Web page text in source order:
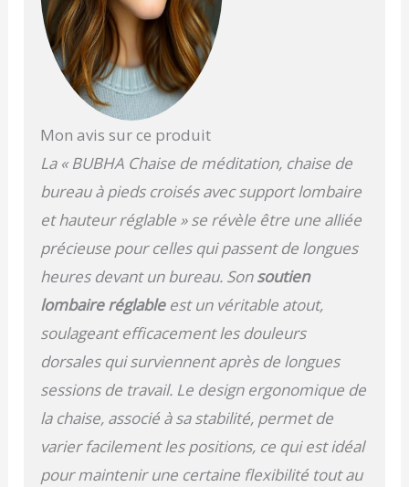
ultimes : contrairement
aux chaises à jambes
croisées standard,
BUBHA dispose d'un
repose-pieds unique
effort et un
repositionnement sans
compromis sur la
stabilité exceptionnelle.
Parfait pour diverses
postures de méditation
et pratiques
conscientes. 💪 Conçu de
façon ergonomique pour
d'un alignement de
posture supérieur avec
notre dossier le plus
large et notre soutien
lombaire réglable. Conçu
pour réduire l'inconfort
et améliorer la
concentration pendant
Mon avis sur ce produit
La « BUBHA Chaise de méditation, chaise de
bureau à pieds croisés avec support lombaire
et hauteur réglable » se révèle être une alliée
précieuse pour celles qui passent de longues
heures devant un bureau. Sonsoutien
lombaire réglableest un véritable atout,
soulageant efficacement les douleurs
dorsales qui surviennent après de longues
sessions de travail. Le design ergonomique de
la chaise, associé à sa stabilité, permet de
varier facilement les positions, ce qui est idéal
pour maintenir une certaine flexibilité tout au